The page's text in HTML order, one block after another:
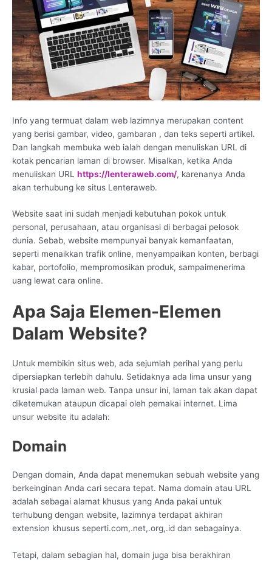
Info yang termuat dalam web lazimnya merupakan content
yang berisi gambar, video, gambaran , dan teks seperti artikel.
Dan langkah membuka web ialah dengan menuliskan URL di
kotak pencarian laman di browser. Misalkan, ketika Anda
menuliskan URL https://lenteraweb.com/, karenanya Anda
akan terhubung ke situs Lenteraweb.
Website saat ini sudah menjadi kebutuhan pokok untuk
personal, perusahaan, atau organisasi di berbagai pelosok
dunia. Sebab, website mempunyai banyak kemanfaatan,
seperti menaikkan trafik online, menyampaikan konten, berbagi
kabar, portofolio, mempromosikan produk, sampaimenerima
uang lewat cara online.
Apa Saja Elemen-Elemen
Dalam Website?
Untuk membikin situs web, ada sejumlah perihal yang perlu
dipersiapkan terlebih dahulu. Setidaknya ada lima unsur yang
krusial pada laman web. Tanpa unsur ini, laman tak akan dapat
diketemukan ataupun dicapai oleh pemakai internet. Lima
unsur website itu adalah:
Domain
Dengan domain, Anda dapat menemukan sebuah website yang
berkeinginan Anda cari secara tepat. Nama domain atau URL
adalah sebagai alamat khusus yang Anda pakai untuk
terhubung dengan website, lazimnya terdapat akhiran
extension khusus seperti.com,.net,.org,.id dan sebagainya.
Tetapi, dalam sebagian hal, domain juga bisa berakhiran